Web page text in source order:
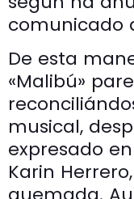
comunicado
De esta
«Malibú»
musical,
expresado en
Karin